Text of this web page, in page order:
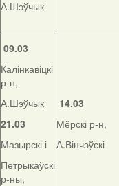
А.Шэўчык
09.03
Калінкавіцкі
р-н,
А.Шэўчык
21.03
Мазырскі і
Петрыкаўскі
р-ны,
14.03
Мёрскі р-н,
А.Вінчэўскі